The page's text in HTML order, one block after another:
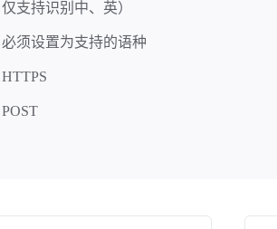
仅支持识别中、英）
必须设置为支持的语种
HTTPS
POST